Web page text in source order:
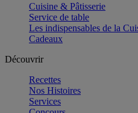
Cuisine & Pâtisserie
Service de table
Les indispensables de la
Cadeaux
Découvrir
Recettes
Nos Histoires
Services